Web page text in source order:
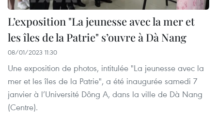
L’exposition "La jeunesse avec la mer et
les îles de la Patrie" s’ouvre à Dà Nang
08/01/2023 11:30
Une exposition de photos, intitulée "La jeunesse avec la
mer et les îles de la Patrie", a été inaugurée samedi 7
janvier à l’Université Dông A, dans la ville de Dà Nang
(Centre).